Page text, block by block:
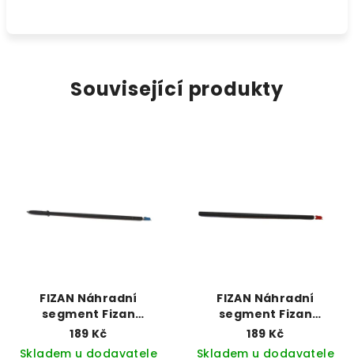
Související produkty
FIZAN Náhradní
segment Fizan
Compact - spodní vč.
hrotu
189 Kč
Skladem u dodavatele
FIZAN Náhradní
segment Fizan
Compact - střední
189 Kč
Skladem u dodavatele